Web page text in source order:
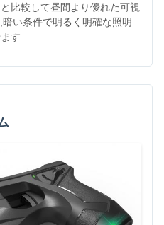
比較して昼間より優れた可視
い条件で明るく明確な照明
す.